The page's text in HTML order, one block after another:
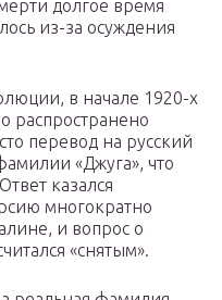
долгое время
из-за осуждения
в начале 1920-х
распространено
перевод на русский
«Джуга», что
казался
многократно
и вопрос о
«снятым».